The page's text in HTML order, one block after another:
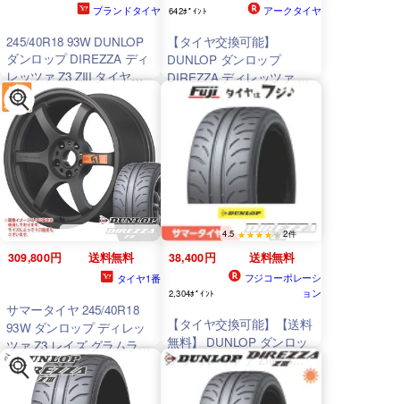
ブランドタイヤ
245/40R18 93W DUNLOP
ダンロップ DIREZZA ディ
レッツァ Z3 ZIII タイヤの
み 1本価格 送料無料
642ﾎﾟｲﾝﾄ アークタイヤ
【タイヤ交換可能】
DUNLOP ダンロップ
DIREZZA ディレッツァ Z3
ZIII 245/40R18 93W 送料無
料 タイヤ単品1本価格
309,800円 送料無料
タイヤ1番
サマータイヤ 245/40R18
93W ダンロップ ディレッ
ツァ Z3 レイズ グラムライ
ツ 57DR スペックD 8.5-18
38,400円 送料無料
2,304ﾎﾟｲﾝﾄ
フジコーポレーシ
ョン
4.5 2件
【タイヤ交換可能】【送料
無料】 DUNLOP ダンロッ
プ ディレッツァ ZIII Z3
245/40R18 93W 夏タイヤ
サマータイヤ 単品1本価格